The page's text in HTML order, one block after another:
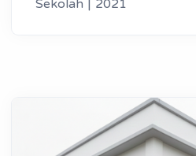
Sekolah | 2021